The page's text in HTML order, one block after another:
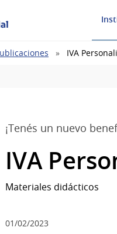
IVA
¡Tenés un nuevo
IVA
Materiales didácticos
01/02/2023